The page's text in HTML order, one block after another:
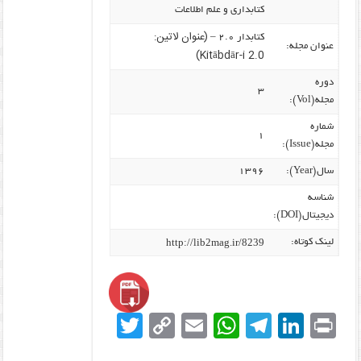
کتابداری و علم اطلاعات
عنوان مجله:
کتابدار ۲.۰ –
(عنوان لاتین:
Kitābdār-i 2.0)
دوره
مجله(Vol):
۳
شماره
مجله(Issue):
۱
سال(Year): ۱۳۹۶
شناسه
دیجیتال(DOI):
لینک کوتاه: http://lib2mag.ir/8239
Pr
in
Li
n
T
el
W
h
E
m
C
o
T
w